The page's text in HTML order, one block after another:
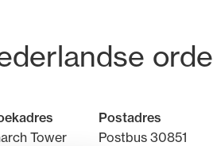
en
Tower
Postadres
Postbus 30851